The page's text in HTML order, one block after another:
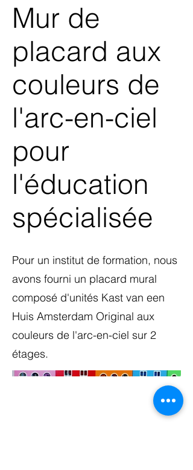
Mur de
placard aux
couleurs de
l'arc-en-ciel
pour
l'éducation
spécialisée
Pour un institut de formation, nous
avons fourni un placard mural
composé d'unités Kast van een
Huis Amsterdam Original aux
couleurs de l'arc-en-ciel sur 2
étages.